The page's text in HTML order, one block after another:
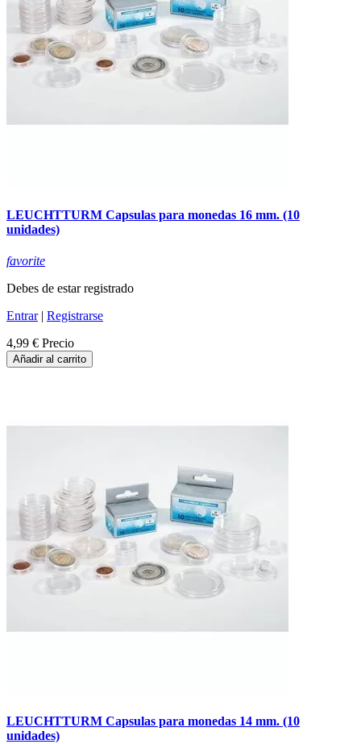
LEUCHTTURM Capsulas para monedas 16 mm. (10
unidades)
favorite
Debes de estar registrado
Entrar| Registrarse
4,99 € Precio
Añadir al carrito
LEUCHTTURM Capsulas para monedas 14 mm. (10
unidades)